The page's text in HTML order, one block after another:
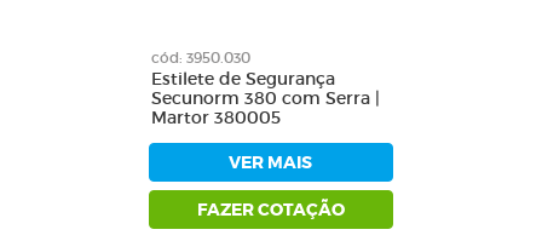
cód: 3950.030
Estilete de Segurança
Secunorm 380 com Serra |
Martor 380005
VER MAIS
FAZER COTAÇÃO